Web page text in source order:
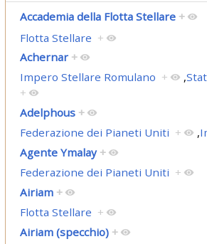
Accademia della Flotta Stellare +
Flotta Stellare +
Achernar +
Impero Stellare Romulano + ,
+
Adelphous +
Federazione dei Pianeti Uniti + ,
Agente Ymalay +
Federazione dei Pianeti Uniti +
Airiam +
Flotta Stellare +
Airiam (specchio) +